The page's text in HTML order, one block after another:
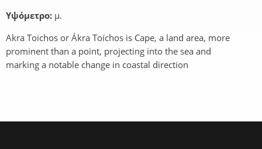
Υψόμετρο: μ.
Akra Toichos or Ákra Toíchos is Cape, a land area, more
prominent than a point, projecting into the sea and
marking a notable change in coastal direction